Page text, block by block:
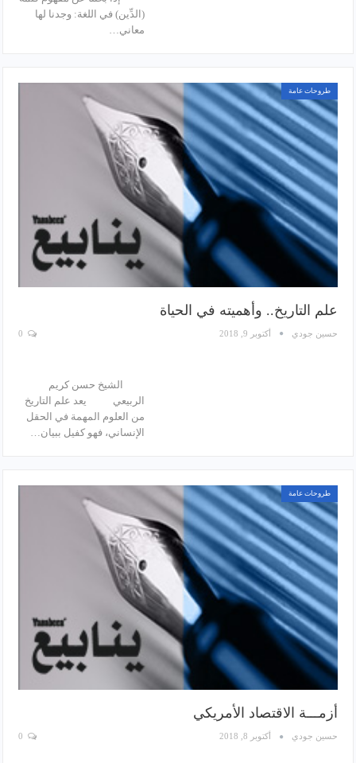
(الدِّين) في اللغة: وجدنا لها
معاني…
طروحات عامة
علم التاريخ.. وأهميته في الحياة
حسين جودي أكتوبر 9, 2018
الشيخ حسن كريم
الربيعي يعد علم التاريخ
من العلوم المهمة في الحقل
الإنساني، فهو كفيل ببيان…
طروحات عامة
أزمـــة الاقتصاد الأمريكي
حسين جودي أكتوبر 8, 2018